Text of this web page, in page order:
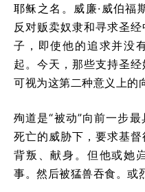
耶稣之名。威廉·威伯
反对贩卖奴隶和寻求圣
子，即使他的追求并没
起。今天，那些支持圣
可视为这第二种意义上的
殉道是“被动”向前一步
死亡的威胁下，要求基督
背叛、献身。但他或她
事。然后被猛兽吞食。或